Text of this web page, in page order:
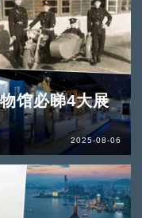
馆必睇4大展
2025-08-06